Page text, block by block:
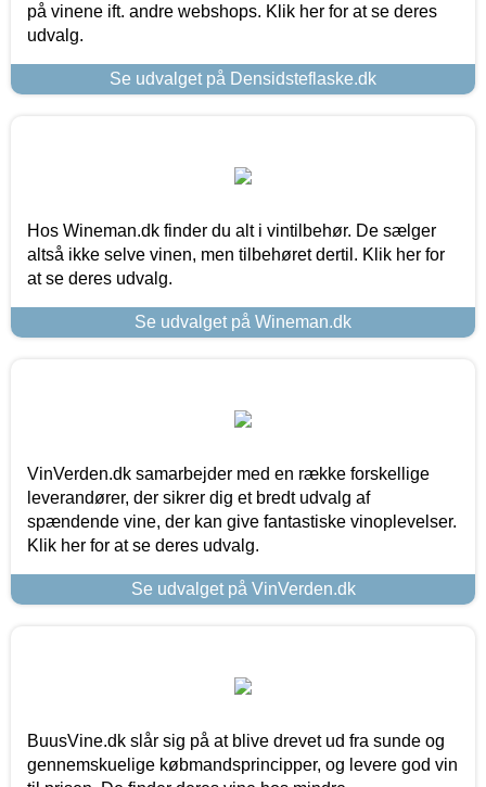
på vinene ift. andre webshops. Klik her for at se deres
udvalg.
Se udvalget på Densidsteflaske.dk
Hos Wineman.dk finder du alt i vintilbehør. De sælger
altså ikke selve vinen, men tilbehøret dertil. Klik her for
at se deres udvalg.
Se udvalget på Wineman.dk
VinVerden.dk samarbejder med en række forskellige
leverandører, der sikrer dig et bredt udvalg af
spændende vine, der kan give fantastiske vinoplevelser.
Klik her for at se deres udvalg.
Se udvalget på VinVerden.dk
BuusVine.dk slår sig på at blive drevet ud fra sunde og
gennemskuelige købmandsprincipper, og levere god vin